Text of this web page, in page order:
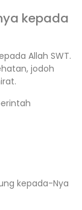
kepada
Allah SWT.
jodoh
kepada-Nya